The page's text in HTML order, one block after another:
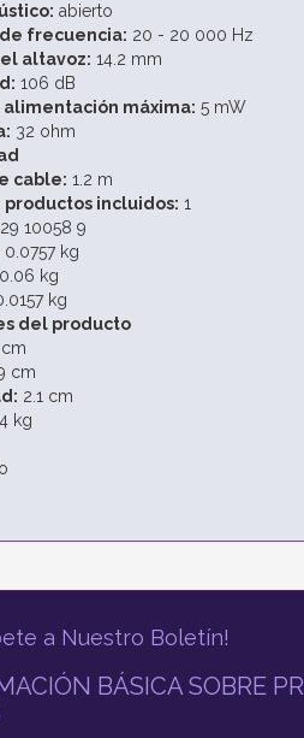
abierto
frecuencia: 20 - 20 000 Hz
altavoz: 14.2 mm
106 dB
alimentación máxima: 5 mW
32 ohm
cable: 1.2 m
productos incluidos: 1
10058 9
0.0757 kg
0.06 kg
kg
del producto
cm
2.1 cm
kg
a Nuestro Boletín!
BÁSICA SOBRE